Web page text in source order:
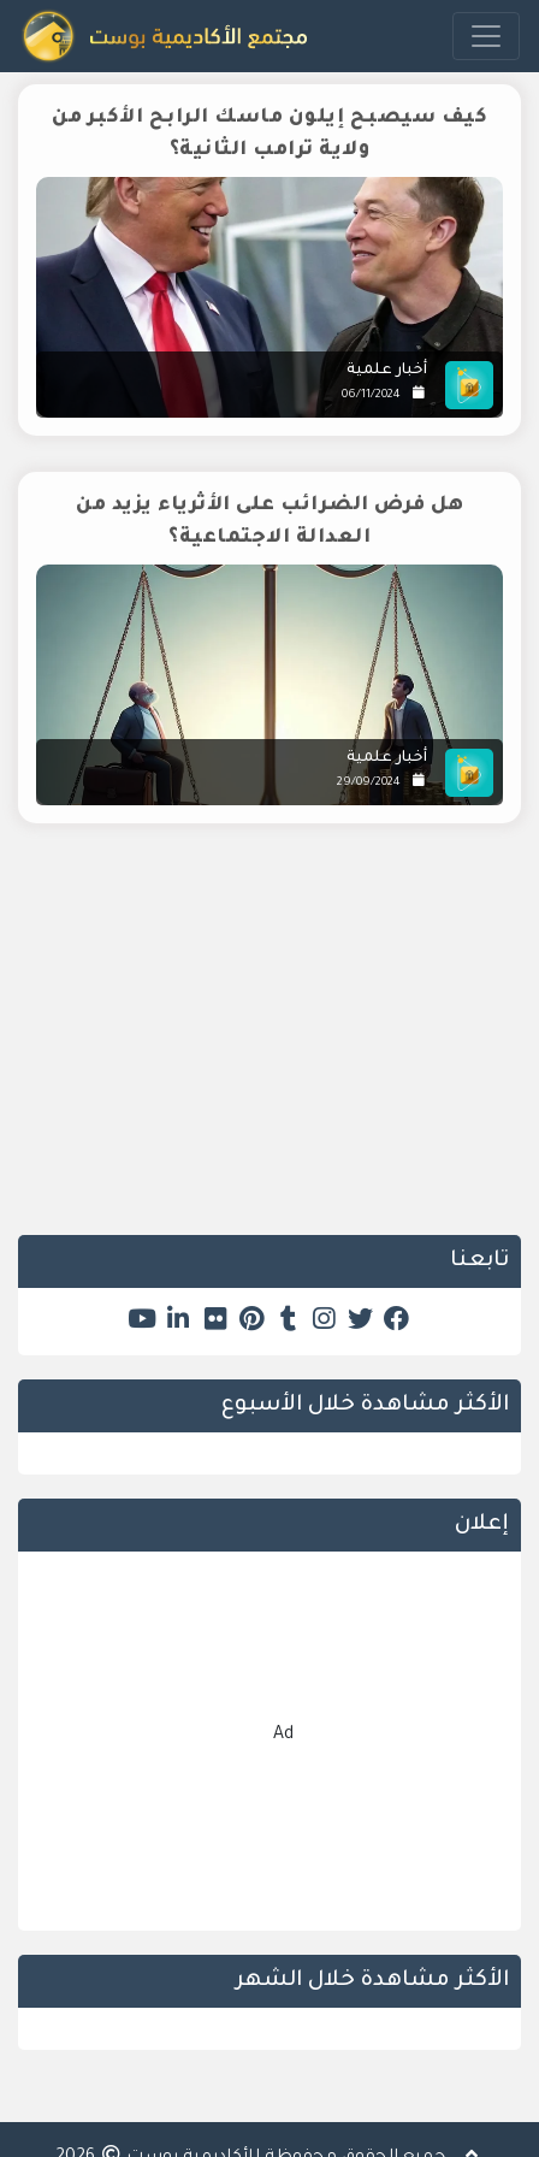
كيف سيصبح إيلون ماسك الرابح الأكبر من
ولاية ترامب الثانية؟
أخبار علمية
06/11/2024
هل فرض الضرائب على الأثرياء يزيد من
العدالة الاجتماعية؟
أخبار علمية
29/09/2024
تابعنا
الأكثر مشاهدة خلال الأسبوع
إعلان
Ad
الأكثر مشاهدة خلال الشهر